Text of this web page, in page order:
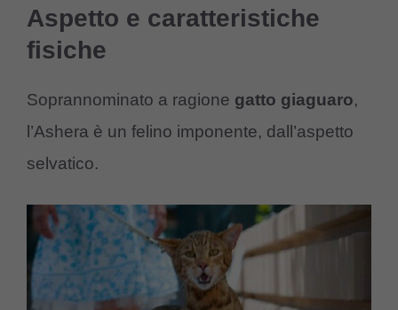
Aspetto e caratteristiche
fisiche
Soprannominato a ragione gatto giaguaro,
l’Ashera è un felino imponente, dall’aspetto
selvatico.